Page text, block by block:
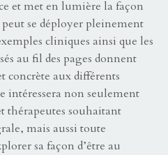
et met en lumière la façon
se déployer pleinement
cliniques ainsi que les
au fil des pages donnent
concrète aux différents
intéressera non seulement
thérapeutes souhaitant
mais aussi toute
sa façon d’être au